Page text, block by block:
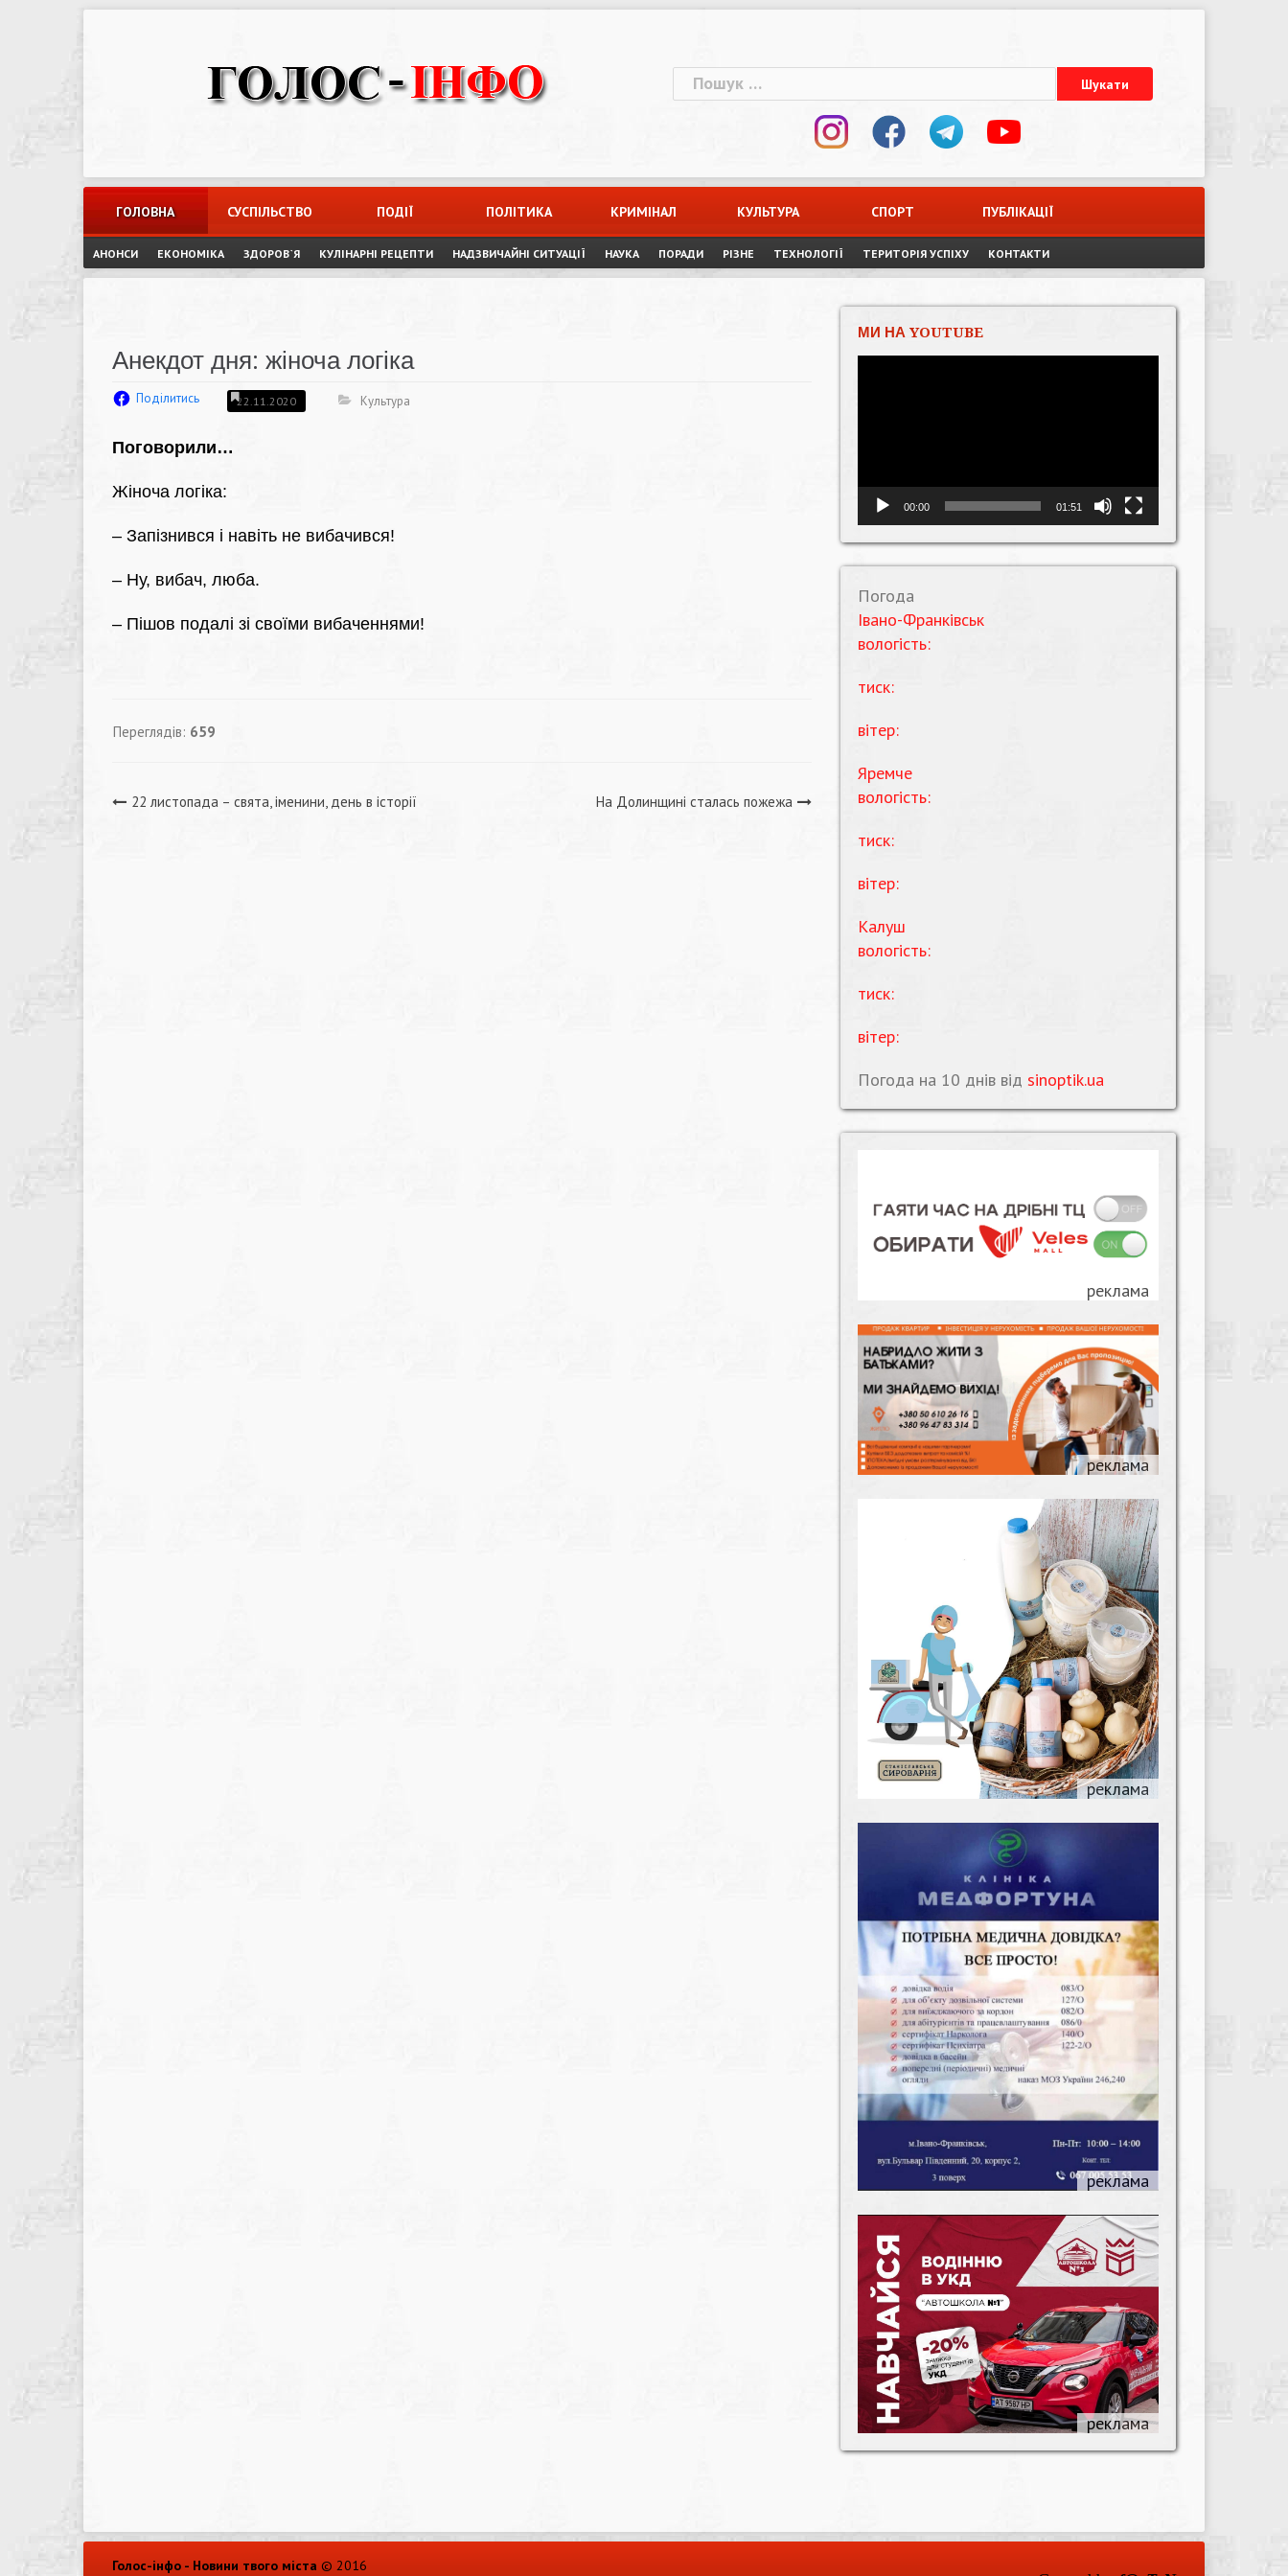
Пошук:
ГОЛОВНА СУСПІЛЬСТВО ПОДІЇ ПОЛІТИКА КРИМІНАЛ КУЛЬТУРА СПОРТ ПУБЛІКАЦІЇ
АНОНСИ ЕКОНОМІКА ЗДОРОВ`Я КУЛІНАРНІ РЕЦЕПТИ НАДЗВИЧАЙНІ СИТУАЦІЇ НАУКА ПОРАДИ РІЗНЕ ТЕХНОЛОГІЇ ТЕРИТОРІЯ УСПІХУ КОНТАКТИ
Анекдот дня: жіноча логіка
Поділитись 22.11.2020 Культура
Поговорили…
Жіноча логіка:
– Запізнився і навіть не вибачився!
– Ну, вибач, люба.
– Пішов подалі зі своїми вибаченнями!
Переглядів: 659
Навігація
22 листопада – свята, іменини, день в історії На Долинщині сталась пожежа
МИ НА YOUTUBE
00:00 01:51
Погода
Івано-Франківськ
вологість:
тиск:
вітер:
Яремче
вологість:
тиск:
вітер:
Калуш
вологість:
тиск:
вітер:
Погода на 10 днів від sinoptik.ua
Голос-інфо - Новини твого міста © 2016